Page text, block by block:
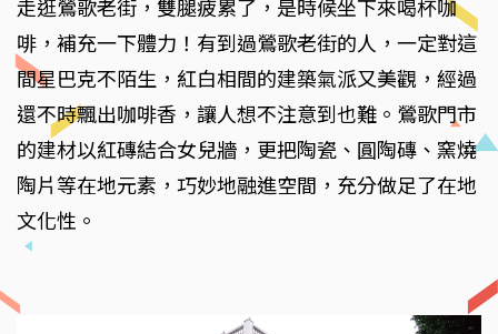
走逛鶯歌老街，雙腿疲累了，是時候坐下來喝杯咖
啡，補充一下體力！有到過鶯歌老街的人，一定對這
間星巴克不陌生，紅白相間的建築氣派又美觀，經過
還不時飄出咖啡香，讓人想不注意到也難。鶯歌門市
的建材以紅磚結合女兒牆，更把陶瓷、圓陶磚、窯燒
陶片等在地元素，巧妙地融進空間，充分做足了在地
文化性。